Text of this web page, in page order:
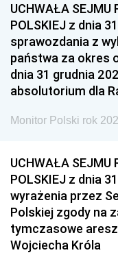
1939
1936
UCHWAŁA SEJMU
POLSKIEJ z dnia
sprawozdania z
państwa za okres
dnia 31 grudnia
absolutorium dla
Monitor Polski rok
UCHWAŁA SEJMU
POLSKIEJ z dnia
wyrażenia przez
Polskiej zgody na
tymczasowe
Wojciecha Króla